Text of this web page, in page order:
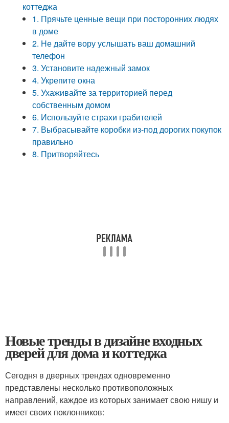
коттеджа
1. Прячьте ценные вещи при посторонних людях
в доме
2. Не дайте вору услышать ваш домашний
телефон
3. Установите надежный замок
4. Укрепите окна
5. Ухаживайте за территорией перед
собственным домом
6. Используйте страхи грабителей
7. Выбрасывайте коробки из-под дорогих покупок
правильно
8. Притворяйтесь
Новые тренды в дизайне входных
дверей для дома и коттеджа
Сегодня в дверных трендах одновременно
представлены несколько противоположных
направлений, каждое из которых занимает свою нишу и
имеет своих поклонников: